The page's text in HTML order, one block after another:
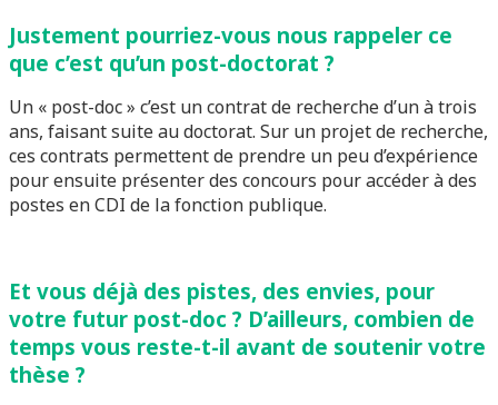
Justement pourriez-vous nous rappeler ce
que c’est qu’un post-doctorat ?
Un « post-doc » c’est un contrat de recherche d’un à trois
ans, faisant suite au doctorat. Sur un projet de recherche,
ces contrats permettent de prendre un peu d’expérience
pour ensuite présenter des concours pour accéder à des
postes en CDI de la fonction publique.
Et vous déjà des pistes, des envies, pour
votre futur post-doc ? D’ailleurs, combien de
temps vous reste-t-il avant de soutenir votre
thèse ?